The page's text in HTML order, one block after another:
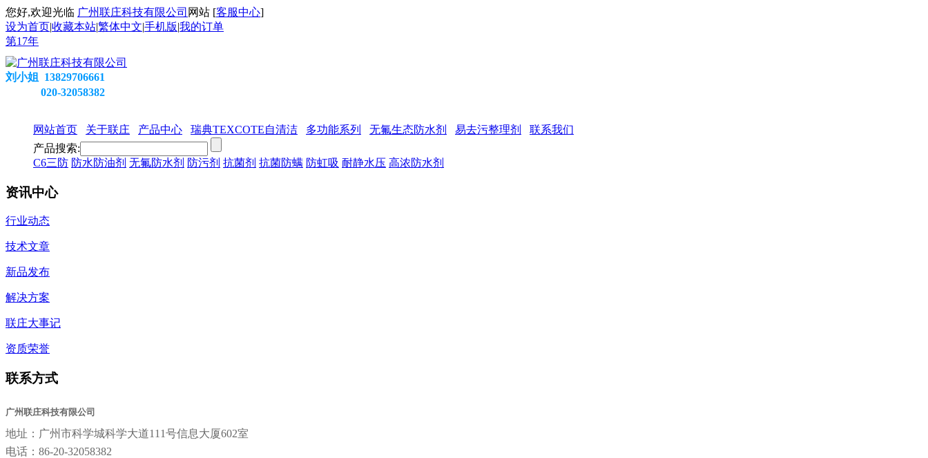
您好,欢迎光临 广州联庄科技有限公司 网站 [客服中心]
设为首页|收藏本站|繁体中文|手机版|我的订单
第17年
刘小姐 13829706661
020-32058382
网站首页 关于联庄 产品中心 瑞典TEXCOTE自清洁 多功能系列 无氟生态防水剂 易去污整理剂
联系我们
产品搜索:
C6三防 防水防油剂 无氟防水剂 防污剂 抗菌剂 抗菌防螨 防虹吸 耐静水压 高浓防水剂
资讯中心
行业动态
技术文章
新品发布
解决方案
联庄大事记
资质荣誉
联系方式
广州联庄科技有限公司
地址： 广州市科学城科学大道111号信息大厦602室
电话： 86-20-32058382